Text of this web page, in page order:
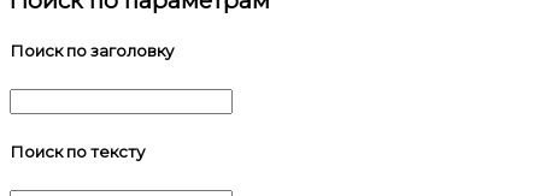
Поиск по заголовку
Поиск по тексту